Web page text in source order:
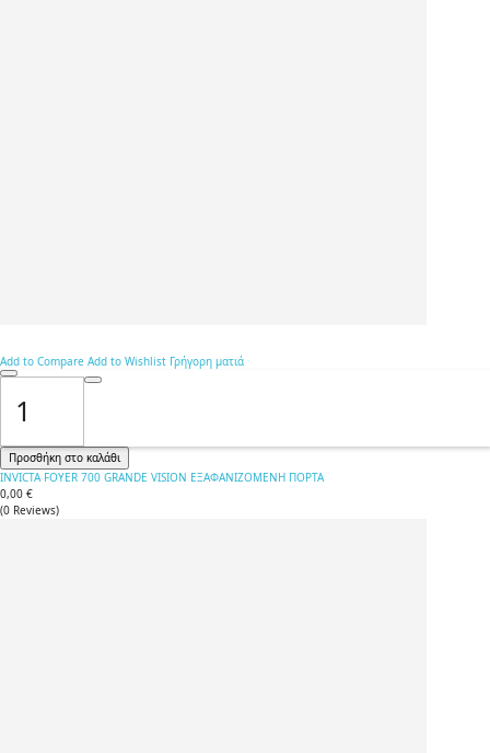
Add to Compare Add to Wishlist Γρήγορη ματιά
Προσθήκη στο καλάθι
INVICTA FOYER 700 GRANDE VISION ΕΞΑΦΑΝΙΖΟΜΕΝΗ ΠΟΡΤΑ
0,00 €
(0 Reviews)